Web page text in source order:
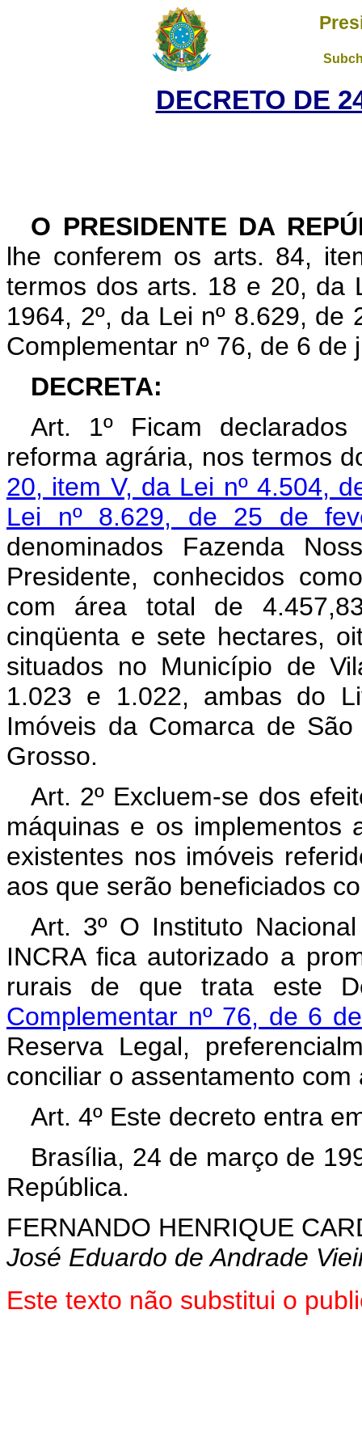
DECRETO DE
O PRESIDENTE DA
lhe conferem os arts. 84,
termos dos arts. 18 e 20, da
1964, 2º, da Lei nº 8.629,
Complementar nº 76, de 6 de
DECRETA:
Art. 1º Ficam
reforma agrária, nos termos
20, item V, da Lei nº 4.504,
Lei nº 8.629, de 25 de
denominados Fazenda
Presidente, conhecidos
com área total de
cinqüenta e sete hectares,
situados no Município de
1.023 e 1.022, ambas do
Imóveis da Comarca de
Grosso.
Art. 2º Excluem-se dos
máquinas e os implementos
existentes nos imóveis
aos que serão beneficiados
Art. 3º O Instituto
INCRA fica autorizado a
rurais de que trata este
Complementar nº 76, de 6
Reserva Legal,
conciliar o assentamento
Art. 4º Este decreto entra
Brasília, 24 de março de
República.
FERNANDO HENRIQUE
José Eduardo de Andrade
Este texto não substitui o